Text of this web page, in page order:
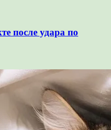
после удара по